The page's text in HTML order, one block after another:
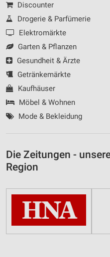
Discounter
Drogerie & Parfümerie
Elektromärkte
Garten & Pflanzen
Gesundheit & Ärzte
Getränkemärkte
Kaufhäuser
Möbel & Wohnen
Mode & Bekleidung
Die Zeitungen -
Region